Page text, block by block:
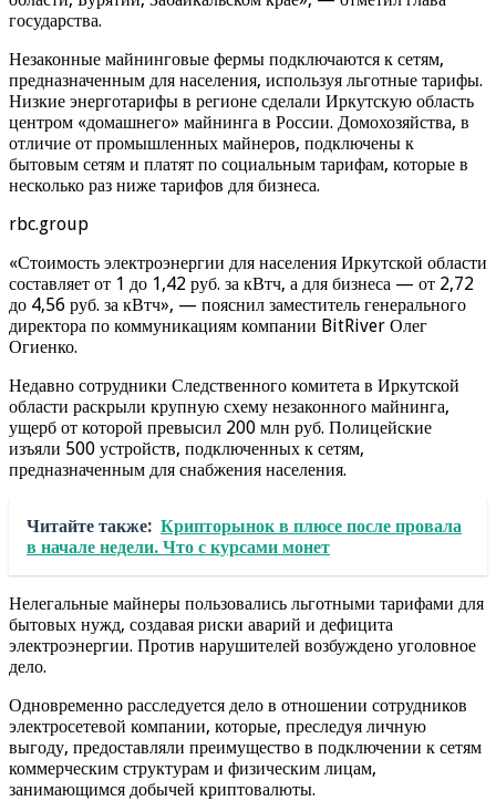
государства.
Незаконные майнинговые фермы подключаются к сетям,
предназначенным для населения, используя льготные тарифы.
Низкие энерготарифы в регионе сделали Иркутскую область
центром «домашнего» майнинга в России. Домохозяйства, в
отличие от промышленных майнеров, подключены к
бытовым сетям и платят по социальным тарифам, которые в
несколько раз ниже тарифов для бизнеса.
rbc.group
«Стоимость электроэнергии для населения Иркутской области
составляет от 1 до 1,42 руб. за кВтч, а для бизнеса — от 2,72
до 4,56 руб. за кВтч», — пояснил заместитель генерального
директора по коммуникациям компании BitRiver Олег
Огиенко.
Недавно сотрудники Следственного комитета в Иркутской
области раскрыли крупную схему незаконного майнинга,
ущерб от которой превысил 200 млн руб. Полицейские
изъяли 500 устройств, подключенных к сетям,
предназначенным для снабжения населения.
Читайте также: Крипторынок в плюсе после провала
в начале недели. Что с курсами монет
Нелегальные майнеры пользовались льготными тарифами для
бытовых нужд, создавая риски аварий и дефицита
электроэнергии. Против нарушителей возбуждено уголовное
дело.
Одновременно расследуется дело в отношении сотрудников
электросетевой компании, которые, преследуя личную
выгоду, предоставляли преимущество в подключении к сетям
коммерческим структурам и физическим лицам,
занимающимся добычей криптовалюты.